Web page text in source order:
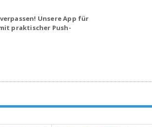
Unsere App für
praktischer Push-